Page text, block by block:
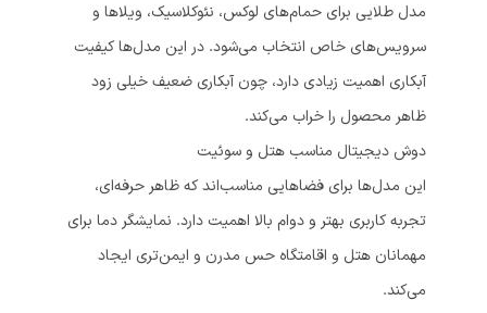
مدل طلایی برای حمام‌های لوکس، نئوکلاسیک، ویلاها و
سرویس‌های خاص انتخاب می‌شود. در این مدل‌ها کیفیت
آبکاری اهمیت زیادی دارد، چون آبکاری ضعیف خیلی زود
ظاهر محصول را خراب می‌کند.
دوش دیجیتال مناسب هتل و سوئیت
این مدل‌ها برای فضاهایی مناسب‌اند که ظاهر حرفه‌ای،
تجربه کاربری بهتر و دوام بالا اهمیت دارد. نمایشگر دما برای
مهمانان هتل و اقامتگاه حس مدرن و ایمن‌تری ایجاد
می‌کند.